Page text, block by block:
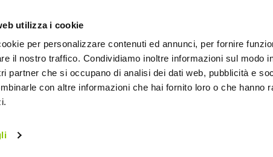
utilizza i cookie
per personalizzare contenuti ed annunci, per fornire
il nostro traffico. Condividiamo inoltre informazioni sul modo
partner che si occupano di analisi dei dati web, pubblicità e
con altre informazioni che hai fornito loro o che hanno
OUTDOOR